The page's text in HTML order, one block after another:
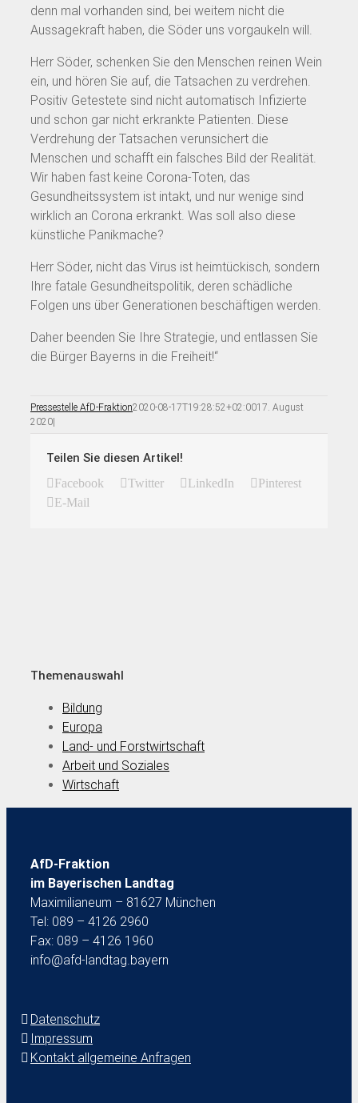
denn mal vorhanden sind, bei weitem nicht die
Aussagekraft haben, die Söder uns vorgaukeln will.
Herr Söder, schenken Sie den Menschen reinen Wein
ein, und hören Sie auf, die Tatsachen zu verdrehen.
Positiv Getestete sind nicht automatisch Infizierte
und schon gar nicht erkrankte Patienten. Diese
Verdrehung der Tatsachen verunsichert die
Menschen und schafft ein falsches Bild der Realität.
Wir haben fast keine Corona-Toten, das
Gesundheitssystem ist intakt, und nur wenige sind
wirklich an Corona erkrankt. Was soll also diese
künstliche Panikmache?
Herr Söder, nicht das Virus ist heimtückisch, sondern
Ihre fatale Gesundheitspolitik, deren schädliche
Folgen uns über Generationen beschäftigen werden.
Daher beenden Sie Ihre Strategie, und entlassen Sie
die Bürger Bayerns in die Freiheit!“
Pressestelle AfD-Fraktion2020-08-17T19:28:52+02:0017. August
2020|
Teilen Sie diesen Artikel!
Facebook Twitter LinkedIn
Pinterest
E-Mail
Themenauswahl
Bildung
Europa
Land- und Forstwirtschaft
Arbeit und Soziales
Wirtschaft
AfD-Fraktion
im Bayerischen Landtag
Maximilianeum – 81627 München
Tel: 089 – 4126 2960
Fax: 089 – 4126 1960
info@afd-landtag.bayern
Datenschutz
Impressum
Kontakt allgemeine Anfragen